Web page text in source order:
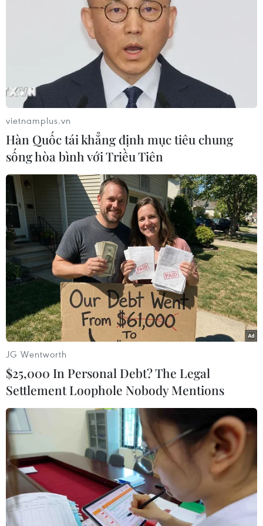
Nghệ An: Bắt giữ 10 đối tượng đánh bạc
dưới hình thức ghi lô, đề
12/06/2023 12:10
Để tránh bị phát hiện, khi đến khung giờ nhận bảng lô
đề, các đối tượng và các đại lý trong đường dây không
ở nhà hay một chỗ cố định mà thường di chuyển lưu
động.
vietnamplus.vn
Hàn Quốc tái khẳng định mục tiêu chung
sống hòa bình với Triều Tiên
JG Wentworth
$25,000 In Personal Debt? The Legal
Settlement Loophole Nobody Mentions